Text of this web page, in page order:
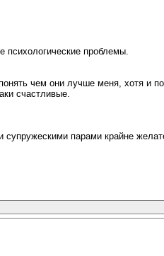
психологические проблемы.
чем они лучше меня, хотя и
счастливые.
парами крайне